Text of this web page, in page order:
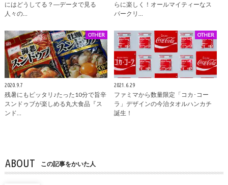
にはどうしてる？―データで見る
人々の…
らに楽しく！オールマイティーなス
パークリ…
OTHER
2020.9.7
残暑にもピッタリ♪たった10分で旨辛
スンドゥブが楽しめる丸大食品『ス
ンド…
OTHER
2021.6.29
ファミマから数量限定「コカ･コー
ラ」デザインの今治タオルハンカチ
誕生！
ABOUT この記事をかいた人